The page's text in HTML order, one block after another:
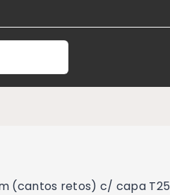
(cantos retos) c/ capa T25